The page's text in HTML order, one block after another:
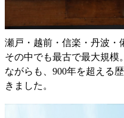
瀬戸・越前・信楽・丹波・
その中でも最古で最大規模
ながらも、900年を超える
きました。